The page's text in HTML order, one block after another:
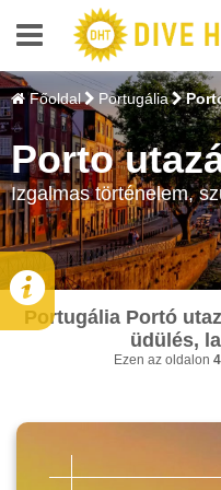
Főoldal Portugália
Porto
Izgalmas történelem,
Portugália Portó
üdülés,
Ezen az oldalon 4